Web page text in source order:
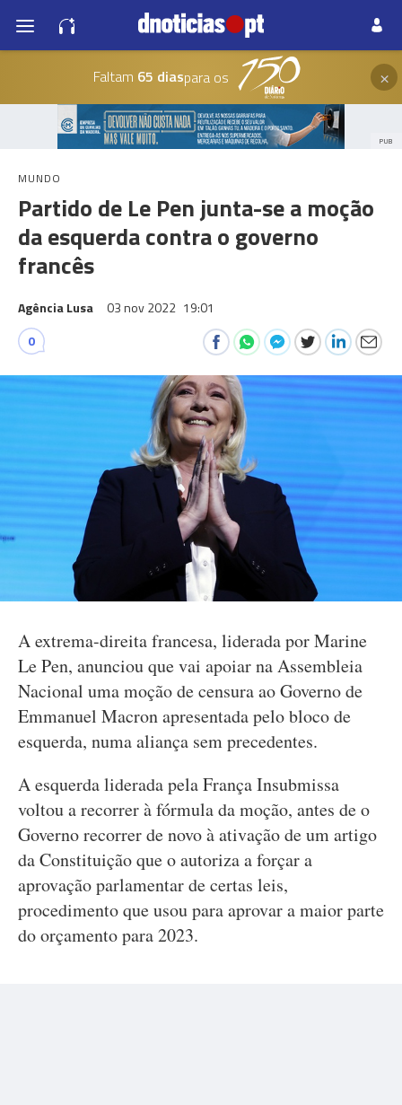
Faltam 65 diaspara os ×
PUB
MUNDO
Partido de Le Pen junta-se a moção
da esquerda contra o governo
francês
Agência Lusa 03 nov 2022 19:01
0
A extrema-direita francesa, liderada por Marine
Le Pen, anunciou que vai apoiar na Assembleia
Nacional uma moção de censura ao Governo de
Emmanuel Macron apresentada pelo bloco de
esquerda, numa aliança sem precedentes.
A esquerda liderada pela França Insubmissa
voltou a recorrer à fórmula da moção, antes de o
Governo recorrer de novo à ativação de um artigo
da Constituição que o autoriza a forçar a
aprovação parlamentar de certas leis,
procedimento que usou para aprovar a maior parte
do orçamento para 2023.